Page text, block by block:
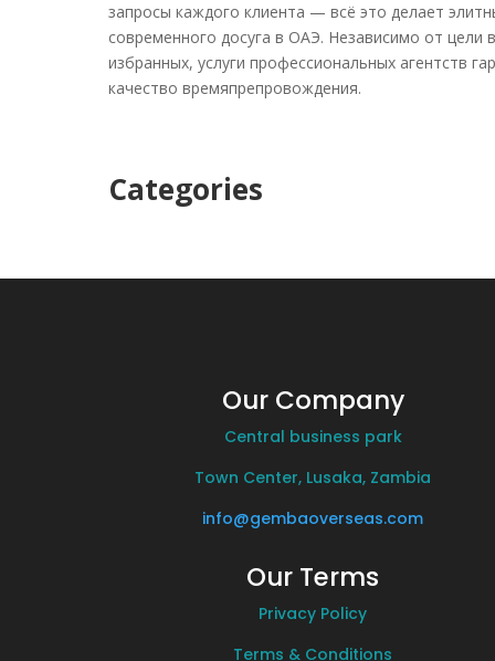
запросы каждого клиента — всё это делает
современного досуга в ОАЭ. Независимо от цели
избранных, услуги профессиональных агентств
качество времяпрепровождения.
Categories
Our Company
Central business park
Town Center, Lusaka, Zambia
info@gembaoverseas.com
Our Terms
Privacy Policy
Terms & Conditions